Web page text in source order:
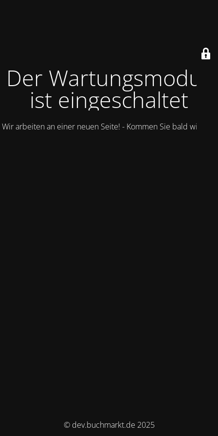
Der Wartungsmodus
ist eingeschaltet
Wir arbeiten an einer neuen Seite! - Kommen Sie bald wieder.
© dev.buchmarkt.de 2025